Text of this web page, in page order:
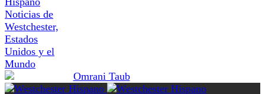
Noticias de
Westchester,
Estados
Unidos y el
Mundo